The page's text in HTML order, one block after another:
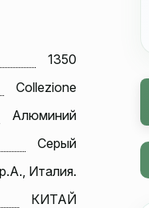
1350
Collezione
Алюминий
Серый
Италия.
КИТАЙ